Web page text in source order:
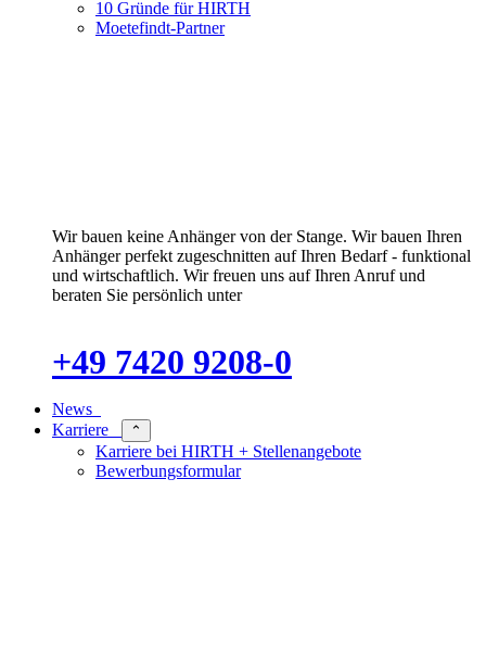
10 Gründe für HIRTH
Moetefindt-Partner
Wir bauen keine Anhänger von der Stange. Wir bauen Ihren
Anhänger perfekt zugeschnitten auf Ihren Bedarf - funktional
und wirtschaftlich. Wir freuen uns auf Ihren Anruf und
beraten Sie persönlich unter
+49 7420 9208-0
News
Karriere
⌃
Karriere bei HIRTH + Stellenangebote
Bewerbungsformular